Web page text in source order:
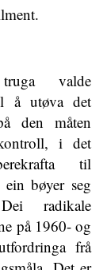
valde
å utøva det
den måten
i det
til
bøyer seg
radikale
på 1960- og
frå